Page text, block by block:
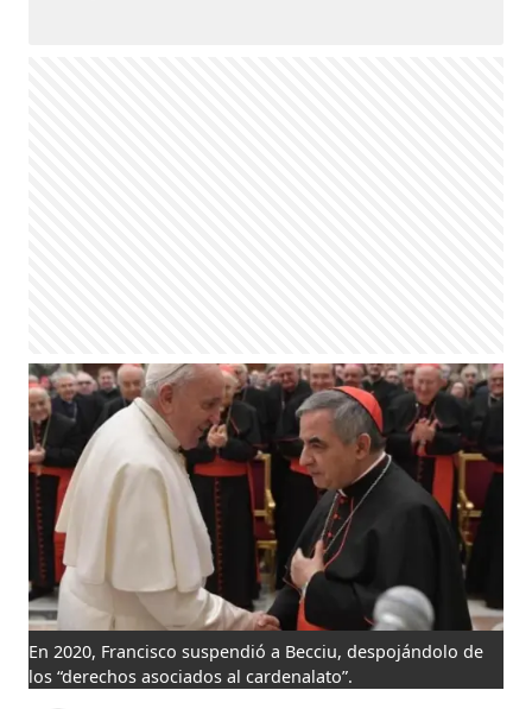
En 2020, Francisco suspendió a Becciu, despojándolo de
los “derechos asociados al cardenalato”.